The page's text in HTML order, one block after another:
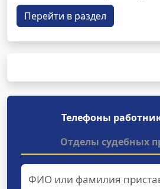
Перейти в раздел
Телефоны
Отделы судебных